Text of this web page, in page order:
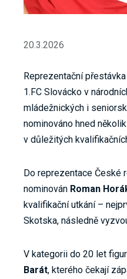
20.3.2026
Reprezentační
1.FC Slovácko v
mládežnických i
nominováno hned
v důležitých
Do reprezentace České
nominován Roman
kvalifikační utkání –
Skotska, následně
V kategorii do 20 let
Barát, kterého čekají